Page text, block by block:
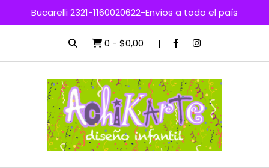
Bucarelli 2321-1160020622-Envíos a todo el país
0 - $0,00